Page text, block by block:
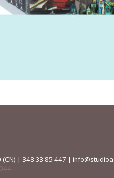
(CN) | 348 33 85 447 |